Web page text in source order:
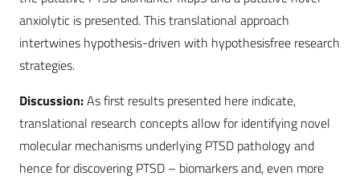
anxiolytic is presented. This translational approach
intertwines hypothesis-driven with hypothesisfree research
strategies.
Discussion:As first results presented here indicate,
translational research concepts allow for identifying novel
molecular mechanisms underlying PTSD pathology and
hence for discovering PTSD – biomarkers and, even more